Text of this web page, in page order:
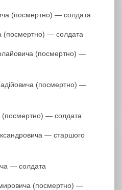
(посмертно) — солдата
(посмертно) — солдата
(посмертно) —
(посмертно) —
(посмертно) — солдата
— старшого
— солдата
(посмертно) —